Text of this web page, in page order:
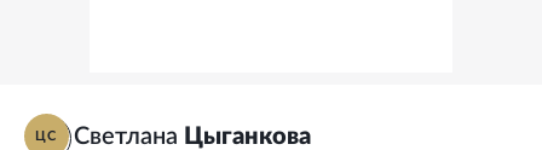
ЦС Светлана Цыганкова